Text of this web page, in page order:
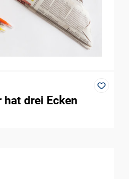
hat drei Ecken